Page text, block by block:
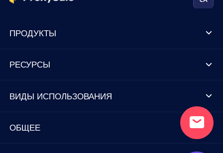
ПРОДУКТЫ
РЕСУРСЫ
ВИДЫ ИСПОЛЬЗОВАНИЯ
ОБЩЕЕ